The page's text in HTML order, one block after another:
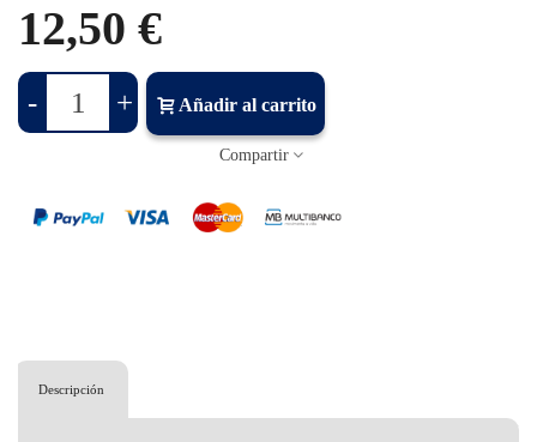
12,50 €
- + Añadir al carrito
Compartir
Descripción